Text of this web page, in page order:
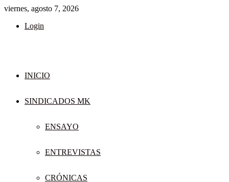
viernes, agosto 7, 2026
Login
INICIO
SINDICADOS MK
ENSAYO
ENTREVISTAS
CRÓNICAS